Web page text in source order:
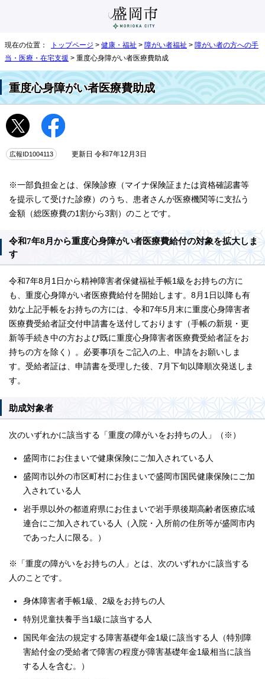
現在の位置： トップページ > 健康・福祉 > 障がい者福祉 > 障がい者の方への手
当・医療・在宅支援 > 重度心身障がい者医療費助成
重度心身障がい者医療費助成
広報ID1004113 更新日 令和7年12月3日
※一部負担金とは、保険診療（マイナ保険証または資格確認書等
を提示して受けた診療）のうち、患者さんが医療機関等に支払う
金額（総医療費の1割から3割）のことです。
令和7年8月から重度心身障がい者医療費給付の対象を拡大しま
す
令和7年8月1日から精神障害者保健福祉手帳1級をお持ちの方に
も、重度心身障がい者医療費給付を開始します。8月1日以降も有
効な上記手帳をお持ちの方には、令和7年5月末に重度心身障害者
医療費受給者証交付申請書を送付しております（手帳の新規・更
新等手続き中の方および既に重度心身障害者医療費受給者証をお
持ちの方を除く）。必要事項をご記入の上、申請をお願いしま
す。受給者証は、申請書を受理した後、7月下旬以降順次発送しま
す。
助成対象者
次のいずれかに該当する「重度の障がいをお持ちの人」（※）
盛岡市にお住まいで健康保険にご加入されている人
盛岡市以外の市区町村にお住まいで盛岡市国民健康保険にご加
入されている人
岩手県以外の都道府県にお住まいで岩手県後期高齢者医療広域
連合にご加入されている人（入院・入所前の住所等が盛岡市内
であった人に限る。）
※「重度の障がいをお持ちの人」とは、次のいずれかに該当する
人のことです。
身体障害者手帳1級、2級をお持ちの人
特別児童扶養手当1級に該当する人
国民年金法の規定する障害基礎年金1級に該当する人（特別障
害給付金の受給者で障害の程度が障害基礎年金1級相当に該当
する人を含む。）